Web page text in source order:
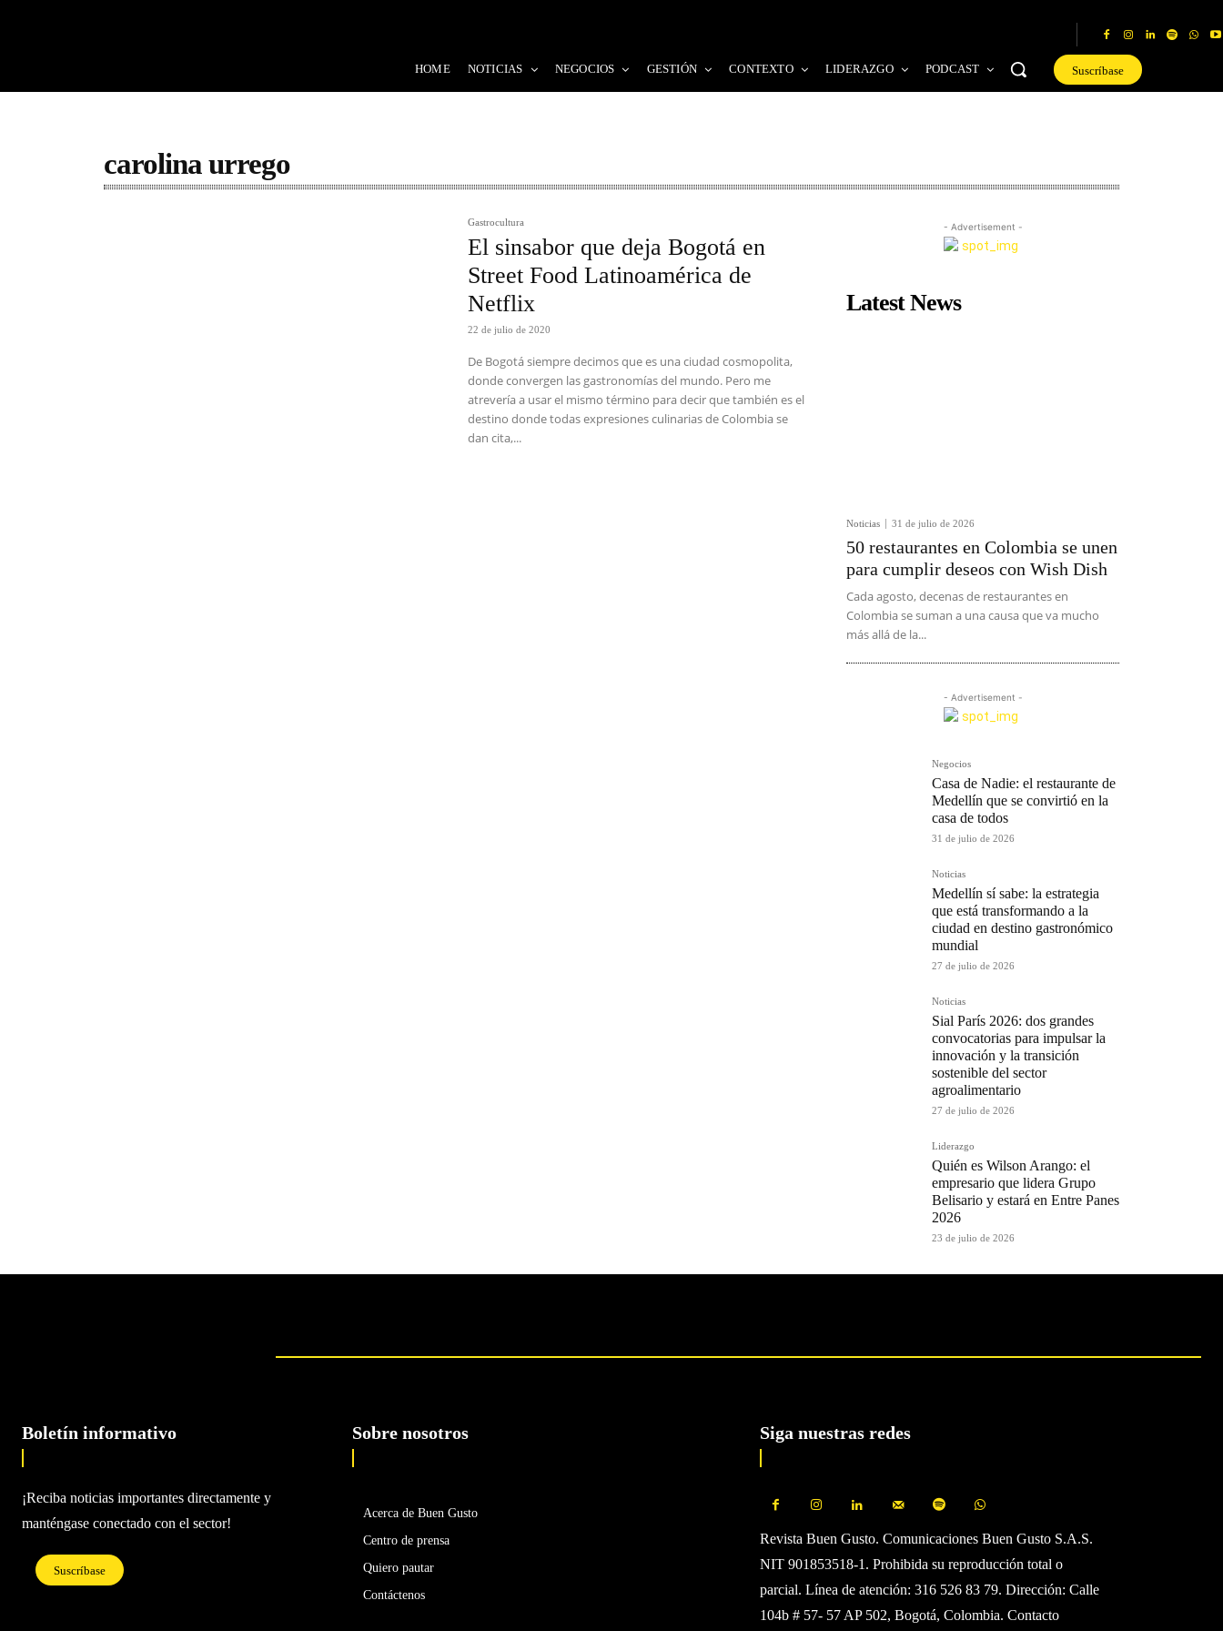
HOME NOTICIAS NEGOCIOS GESTIÓN CONTEXTO LIDERAZGO PODCAST Suscríbase
carolina urrego
Gastrocultura
El sinsabor que deja Bogotá en
Street Food Latinoamérica de
Netflix
22 de julio de 2020
De Bogotá siempre decimos que es una ciudad cosmopolita,
donde convergen las gastronomías del mundo. Pero me
atrevería a usar el mismo término para decir que también es el
destino donde todas expresiones culinarias de Colombia se
dan cita,...
- Advertisement -
Latest News
Noticias 31 de julio de 2026
50 restaurantes en Colombia se unen
para cumplir deseos con Wish Dish
Cada agosto, decenas de restaurantes en
Colombia se suman a una causa que va mucho
más allá de la...
- Advertisement -
Negocios
Casa de Nadie: el restaurante de
Medellín que se convirtió en la
casa de todos
31 de julio de 2026
Noticias
Medellín sí sabe: la estrategia
que está transformando a la
ciudad en destino gastronómico
mundial
27 de julio de 2026
Noticias
Sial París 2026: dos grandes
convocatorias para impulsar la
innovación y la transición
sostenible del sector
agroalimentario
27 de julio de 2026
Liderazgo
Quién es Wilson Arango: el
empresario que lidera Grupo
Belisario y estará en Entre Panes
2026
23 de julio de 2026
Boletín informativo
¡Reciba noticias importantes directamente y
manténgase conectado con el sector!
Suscríbase
Sobre nosotros
Acerca de Buen Gusto
Centro de prensa
Quiero pautar
Contáctenos
Siga nuestras redes
Revista Buen Gusto. Comunicaciones Buen Gusto S.A.S.
NIT 901853518-1. Prohibida su reproducción total o
parcial. Línea de atención: 316 526 83 79. Dirección: Calle
104b # 57- 57 AP 502, Bogotá, Colombia. Contacto